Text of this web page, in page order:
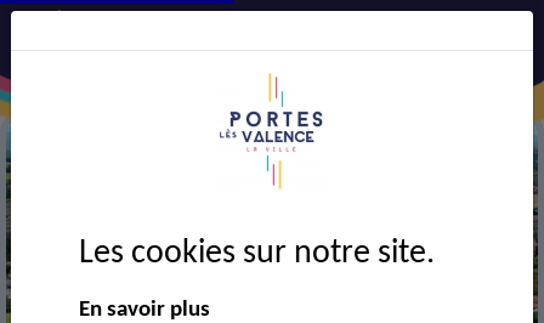
Les cookies sur notre site.
En savoir plus